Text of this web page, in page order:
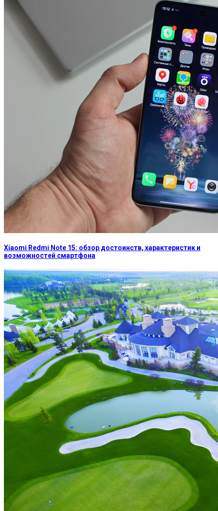
Xiaomi Redmi Note 15: обзор достоинств, характеристик и
возможностей смартфона